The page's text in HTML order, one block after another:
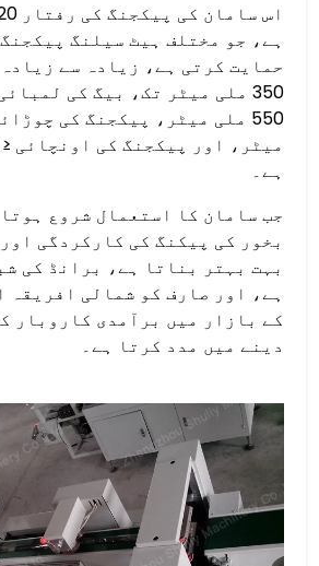
ہے، جو مختلف ہیٹ سیلنگ
حمایت کرتی ہے، زیادہ سے
ہے۔
جب سامان کا استعمال شروع
بخور کی پیکنگ کی کارکردگی
بہت بہتر بناتا ہے، برانڈ کی
ہے، اور صارف کو شمالی افریقہ
کے بازار میں برآمدی کاروبار
دینے میں مدد کرتا ہے۔